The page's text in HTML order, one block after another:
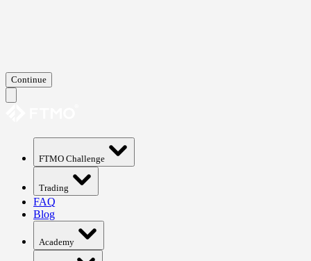
Continue
FTMO Challenge
Trading
FAQ
Blog
Academy